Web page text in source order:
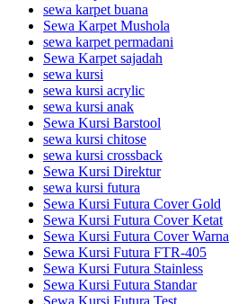
sewa karpet buana
Sewa Karpet Mushola
sewa karpet permadani
Sewa Karpet sajadah
sewa kursi
sewa kursi acrylic
sewa kursi anak
Sewa Kursi Barstool
sewa kursi chitose
sewa kursi crossback
Sewa Kursi Direktur
sewa kursi futura
Sewa Kursi Futura Cover Gold
Sewa Kursi Futura Cover Ketat
Sewa Kursi Futura Cover Warna
Sewa Kursi Futura FTR-405
Sewa Kursi Futura Stainless
Sewa Kursi Futura Standar
Sewa Kursi Futura Test